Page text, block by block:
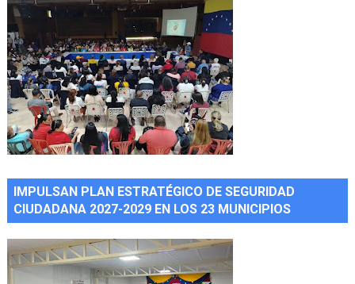
IMPULSAN PLAN ESTRATÉGICO DE SEGURIDAD
CIUDADANA 2027-2029 EN LOS 23 MUNICIPIOS